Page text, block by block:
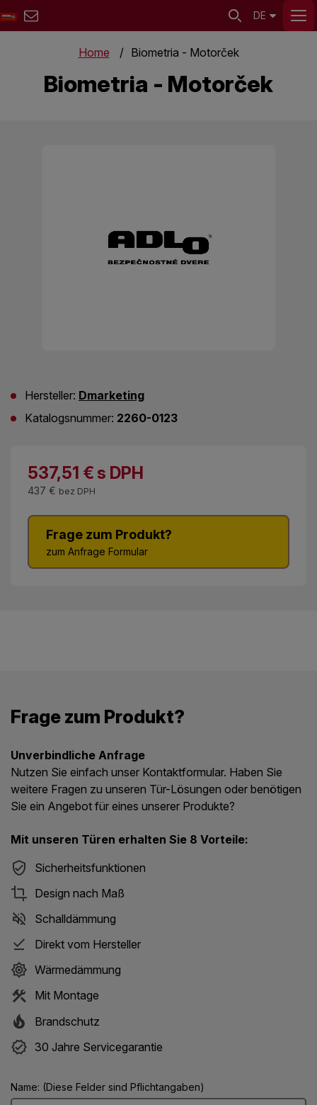
DE
Home Biometria - Motorček
Biometria - Motorček
537,51 € s DPH
437 € bez DPH
Frage zum Produkt?
zum Anfrage Formular
Hersteller: Dmarketing
Katalogsnummer: 2260-0123
Frage zum Produkt?
Unverbindliche Anfrage
Nutzen Sie einfach unser Kontaktformular. Haben Sie
weitere Fragen zu unseren Tür-Lösungen oder benötigen
Sie ein Angebot für eines unserer Produkte?
Mit unseren Türen erhalten Sie 8 Vorteile:
Sicherheitsfunktionen
Design nach Maß
Schalldämmung
Direkt vom Hersteller
Wärmedämmung
Mit Montage
Brandschutz
30 Jahre Servicegarantie
Name: (Diese Felder sind Pflichtangaben)